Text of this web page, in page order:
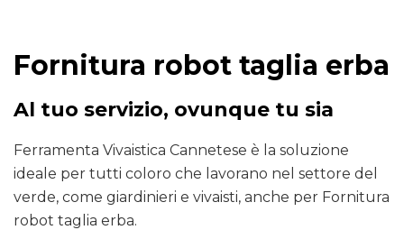
Fornitura robot taglia erba
Al tuo servizio, ovunque tu sia
Ferramenta Vivaistica Cannetese è la soluzione
ideale per tutti coloro che lavorano nel settore del
verde, come giardinieri e vivaisti, anche per Fornitura
robot taglia erba.